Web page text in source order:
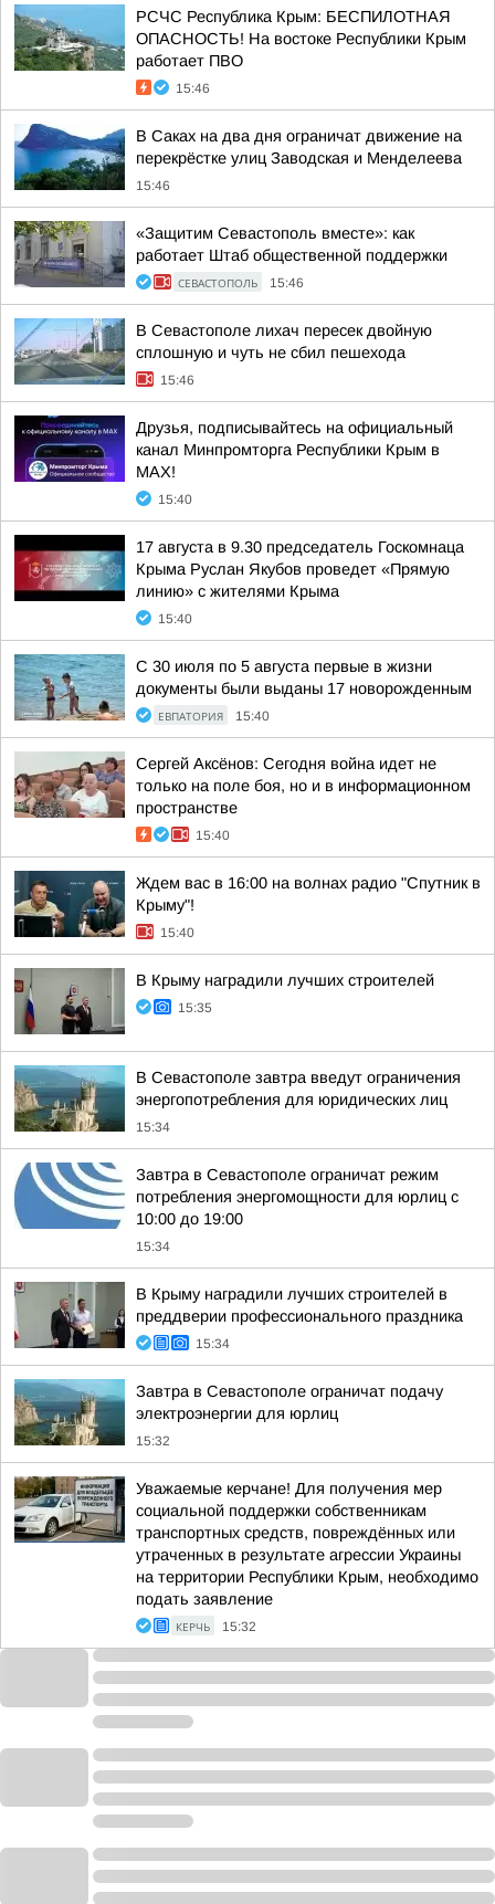
РСЧС Республика Крым: БЕСПИЛОТНАЯ
ОПАСНОСТЬ! На востоке Республики Крым
работает ПВО
15:46
В Саках на два дня ограничат движение на
перекрёстке улиц Заводская и Менделеева
15:46
«Защитим Севастополь вместе»: как
работает Штаб общественной поддержки
СЕВАСТОПОЛЬ 15:46
В Севастополе лихач пересек двойную
сплошную и чуть не сбил пешехода
15:46
Друзья, подписывайтесь на официальный
канал Минпромторга Республики Крым в
МАХ!
15:40
17 августа в 9.30 председатель Госкомнаца
Крыма Руслан Якуб­ов проведет «Прямую
линию» с жителями Крыма
15:40
С 30 июля по 5 августа первые в жизни
документы были выданы 17 новорожденным
ЕВПАТОРИЯ 15:40
Сергей Аксёнов: Сегодня война идет не
только на поле боя, но и в информационном
пространстве
15:40
Ждем вас в 16:00 на волнах радио "Спутник в
Крыму"!
15:40
В Крыму наградили лучших строителей
15:35
В Севастополе завтра введут ограничения
энергопотребления для юридических лиц
15:34
Завтра в Севастополе ограничат режим
потребления энергомощности для юрлиц с
10:00 до 19:00
15:34
В Крыму наградили лучших строителей в
преддверии профессионального праздника
15:34
Завтра в Севастополе ограничат подачу
электроэнергии для юрлиц
15:32
Уважаемые керчане! Для получения мер
социальной поддержки собственникам
транспортных средств, повреждённых или
утраченных в результате агрессии Украины
на территории Республики Крым, необходимо
подать заявление
КЕРЧЬ 15:32